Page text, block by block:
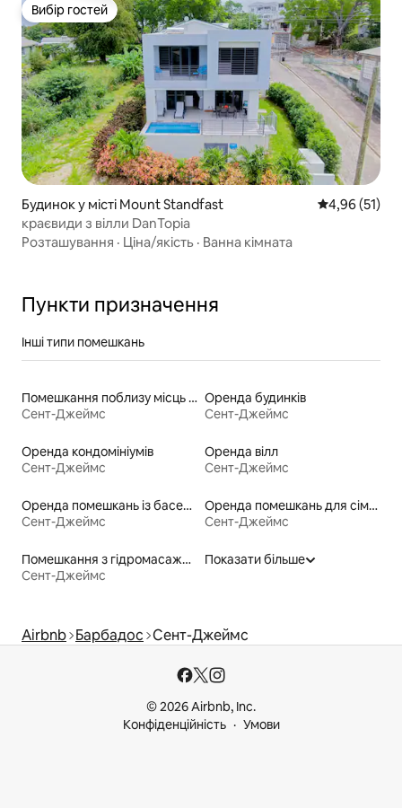
Вибір гостей
Вибір гостей
Будинок у місті Mount Standfast Середня
4,96 (51)
краєвиди з вілли DanTopia
Розташування · Ціна/якість · Ванна кімната
Пункти призначення
Інші типи помешкань
Помешкання поблизу місць для катання на байдарках
Сент-Джеймс
Оренда будинків
Сент-Джеймс
Оренда кондомініумів
Сент-Джеймс
Оренда вілл
Сент-Джеймс
Оренда помешкань із басейном
Сент-Джеймс
Оренда помешкань для сімей
Сент-Джеймс
Помешкання з гідромасажною ванною
Сент-Джеймс
Показати більше
Airbnb Барбадос Сент-Джеймс
© 2026 Airbnb, Inc.
Конфіденційність
Умови